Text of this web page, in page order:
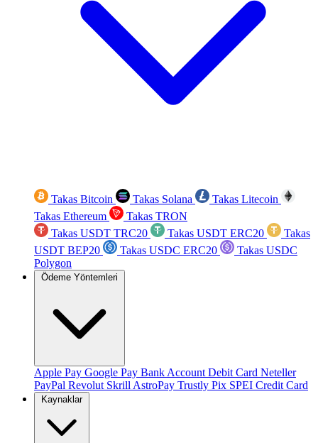
Takas Bitcoin Takas Solana
Takas Litecoin
Takas Ethereum
Takas TRON
Takas USDT TRC20
Takas USDT ERC20
Takas
USDT BEP20
Takas USDC ERC20
Takas USDC
Polygon
Ödeme Yöntemleri
Apple Pay Google Pay Bank Account Debit Card Neteller
PayPal Revolut Skrill AstroPay Trustly Pix SPEI Credit Card
Kaynaklar